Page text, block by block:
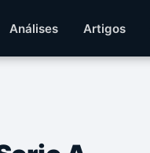
Análises Artigos